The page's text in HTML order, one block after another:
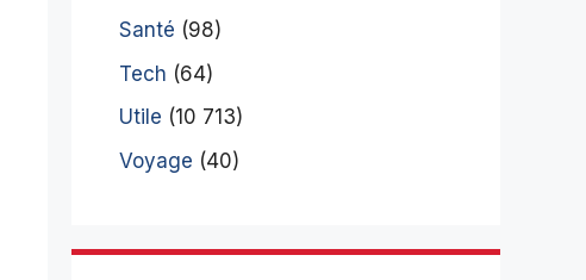
Santé (98)
Tech (64)
Utile (10 713)
Voyage (40)